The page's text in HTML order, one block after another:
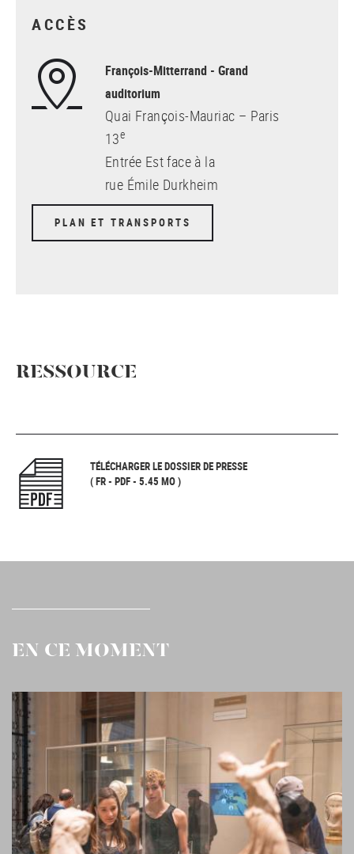
ACCÈS
François-Mitterrand - Grand
auditorium
Quai François-Mauriac – Paris
13e
Entrée Est face à la
rue Émile Durkheim
PLAN ET TRANSPORTS
RESSOURCE
TÉLÉCHARGER LE DOSSIER DE PRESSE
( FR - PDF - 5.45 MO )
EN CE MOMENT